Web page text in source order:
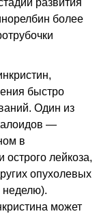
развития
более
быстро
Один из
—
в
лейкоза,
опухолевых
неделю).
может